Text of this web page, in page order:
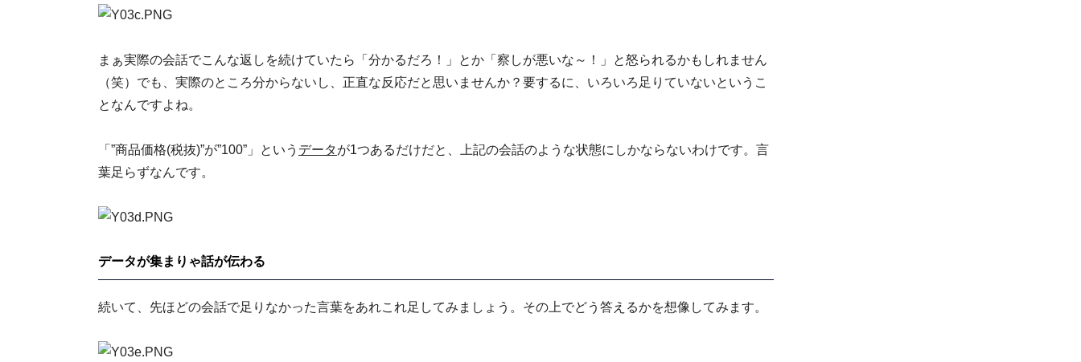
まぁ実際の会話でこんな返しを続けていたら「分かるだろ！」とか「察しが悪いな～！」と怒られるかもしれません
（笑）でも、実際のところ分からないし、正直な反応だと思いませんか？要するに、いろいろ足りていないというこ
となんですよね。
「”商品価格(税抜)”が”100”」という データが1つあるだけだと、上記の会話のような状態にしかならないわけです。言
葉足らずなんです。
データが集まりゃ話が伝わる
続いて、先ほどの会話で足りなかった言葉をあれこれ足してみましょう。その上でどう答えるかを想像してみます。